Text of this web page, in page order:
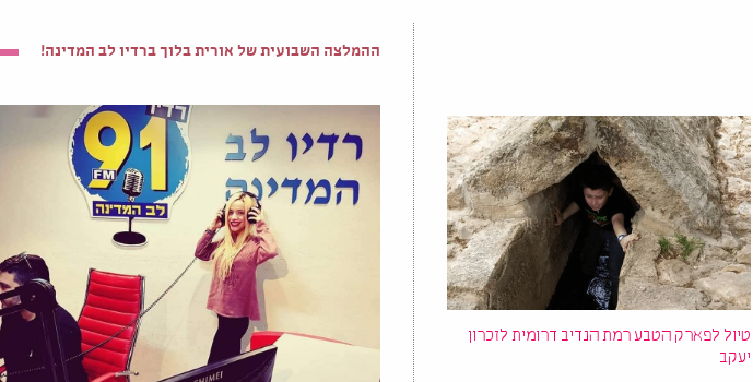
טיול לפארק הטבע רמת הנדיב דרומית לזכרון
יעקב
ההמלצה השבועית של אורית בלוך ברדיו לב המדינה!